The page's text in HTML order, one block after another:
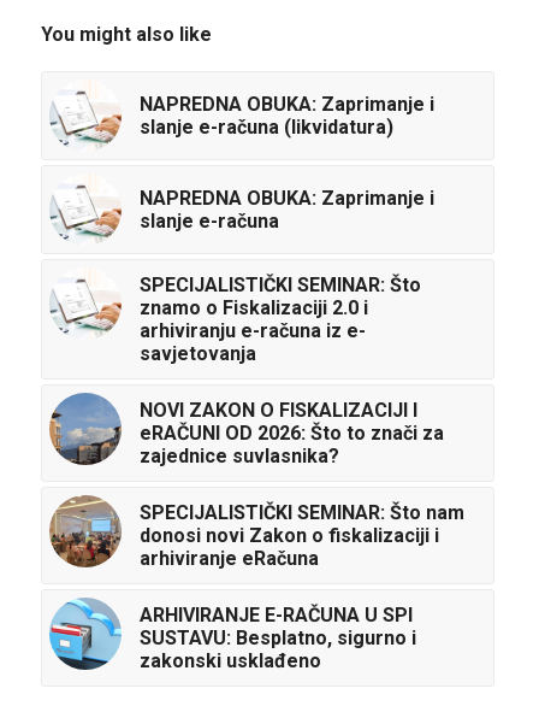
You might also like
NAPREDNA OBUKA: Zaprimanje i
slanje e-računa (likvidatura)
NAPREDNA OBUKA: Zaprimanje i
slanje e-računa
SPECIJALISTIČKI SEMINAR: Što
znamo o Fiskalizaciji 2.0 i
arhiviranju e-računa iz e-
savjetovanja
NOVI ZAKON O FISKALIZACIJI I
eRAČUNI OD 2026: Što to znači za
zajednice suvlasnika?
SPECIJALISTIČKI SEMINAR: Što nam
donosi novi Zakon o fiskalizaciji i
arhiviranje eRačuna
ARHIVIRANJE E-RAČUNA U SPI
SUSTAVU: Besplatno, sigurno i
zakonski usklađeno